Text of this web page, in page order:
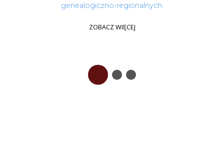
genealogiczno-regionalnych.
ZOBACZ WIĘCEJ